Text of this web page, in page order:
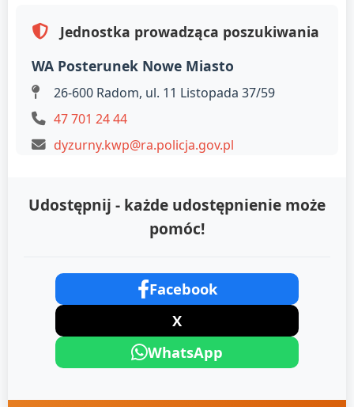
Jednostka prowadząca poszukiwania
WA Posterunek Nowe Miasto
26-600 Radom, ul. 11 Listopada 37/59
47 701 24 44
dyzurny.kwp@ra.policja.gov.pl
Udostępnij - każde udostępnienie może
pomóc!
Facebook
X
WhatsApp